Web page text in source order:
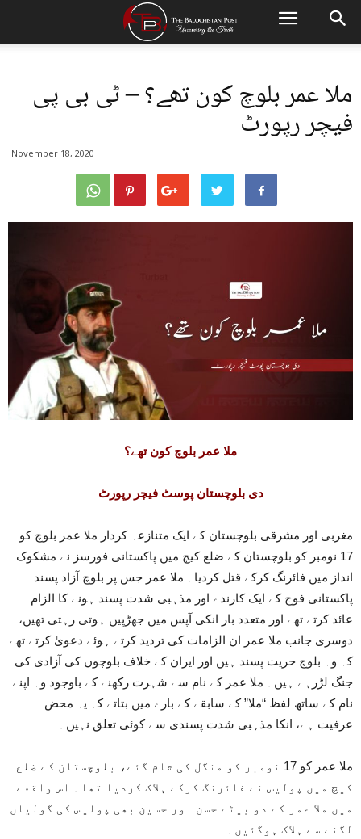
ملا عمر بلوچ کون تھے؟ – ٹی بی پی
فیچر رپورٹ
November 18, 2020
ملا عمر بلوچ کون تھے؟
دی بلوچستان پوسٹ فیچر رپورٹ
مغربی اور مشرقی بلوچستان کے ایک متنازعہ کردار ملا عمر بلوچ کو
17 نومبر کو بلوچستان کے ضلع کیچ میں پاکستانی فورسز نے مشکوک
انداز میں فائرنگ کرکے قتل کردیا۔ ملا عمر جس پر بلوچ آزاد پسند
پاکستانی فوج کے ایک کارندے اور مذہبی شدت پسند ہونے کا الزام
عائد کرتے تھے اور متعدد بار انکی آپس میں جھڑپیں ہوتی رہتی تھیں،
دوسری جانب ملا عمر ان الزامات کی تردید کرتے ہوئے دعویٰ کرتے تھے
کہ وہ بلوچ حریت پسند ہیں اور ایران کے خلاف بلوچوں کی آزادی کی
جنگ لڑرہے ہیں۔ ملا عمر کے نام سے شہرت رکھنے کے باوجود وہ اپنے
نام کے ساتھ لفظ “ملا” کے سابقے کے بارے میں بتاتے کہ یہ محض
عرفیت ہے، انکا مذہبی شدت پسندی سے کوئی تعلق نہیں۔
ملا عمر کو 17 نومبر کو منگل کی شام گئے، بلوچستان کے ضلع
کیچ میں پولیس نے فائرنگ کرکے ہلاک کردیا تھا۔ اس واقعے
میں ملا عمر کے دو بیٹے حسن اور حسین بھی پولیس کی گولیاں
لگنے سے ہلاک ہوگئیں۔